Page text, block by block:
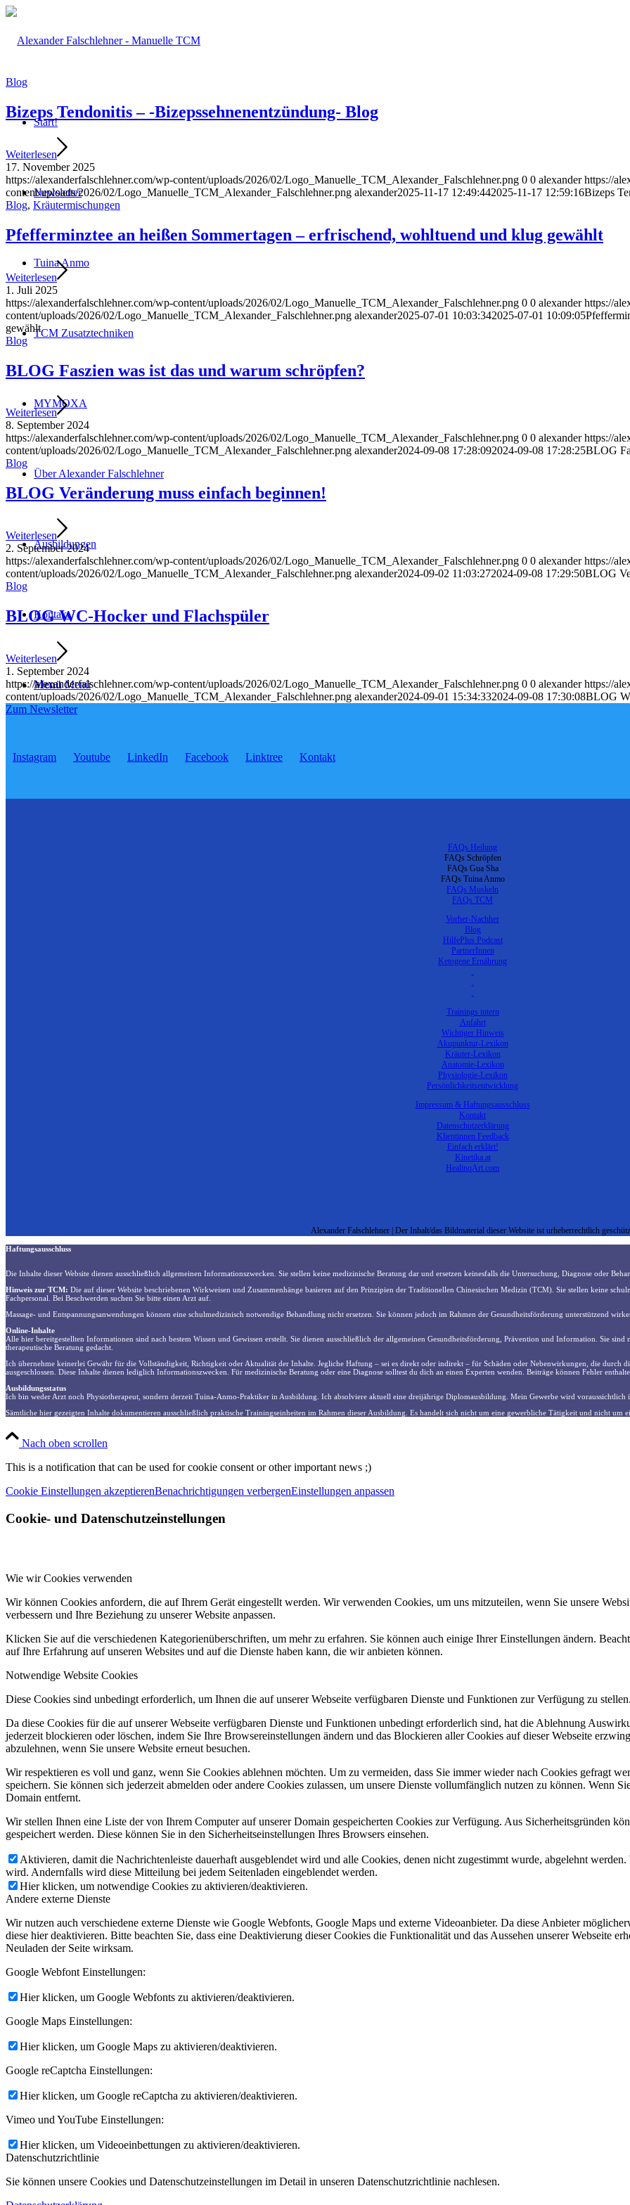
Start!
Newsletter
Tuina Anmo
TCM Zusatztechniken
MYMOXA
Über Alexander Falschlehner
Ausbildungen
Kontakt
Menü Menü
Blog
Bizeps Tendonitis – -Bizepssehnenentzündung- Blog
Weiterlesen
17. November 2025
https://alexanderfalschlehner.com/wp-content/uploads/2026/02/Logo_Manuelle_TCM_Alexander_Falschlehner.png 0 0 alexander https://
content/uploads/2026/02/Logo_Manuelle_TCM_Alexander_Falschlehner.png alexander2025-11-17 12:49:442025-11-17 12:59:16Bizeps
Blog, Kräutermischungen
Pfefferminztee an heißen Sommertagen – erfrischend, wohltuend und klug gewählt
Weiterlesen
1. Juli 2025
https://alexanderfalschlehner.com/wp-content/uploads/2026/02/Logo_Manuelle_TCM_Alexander_Falschlehner.png 0 0 alexander https://
content/uploads/2026/02/Logo_Manuelle_TCM_Alexander_Falschlehner.png alexander2025-07-01 10:03:342025-07-01 10:09:05
gewählt
Blog
BLOG Faszien was ist das und warum schröpfen?
Weiterlesen
8. September 2024
https://alexanderfalschlehner.com/wp-content/uploads/2026/02/Logo_Manuelle_TCM_Alexander_Falschlehner.png 0 0 alexander https://
content/uploads/2026/02/Logo_Manuelle_TCM_Alexander_Falschlehner.png alexander2024-09-08 17:28:092024-09-08 17:28:25BLOG
Blog
BLOG Veränderung muss einfach beginnen!
Weiterlesen
2. September 2024
https://alexanderfalschlehner.com/wp-content/uploads/2026/02/Logo_Manuelle_TCM_Alexander_Falschlehner.png 0 0 alexander https://
content/uploads/2026/02/Logo_Manuelle_TCM_Alexander_Falschlehner.png alexander2024-09-02 11:03:272024-09-08 17:29:50BLOG
Blog
BLOG WC-Hocker und Flachspüler
Weiterlesen
1. September 2024
https://alexanderfalschlehner.com/wp-content/uploads/2026/02/Logo_Manuelle_TCM_Alexander_Falschlehner.png 0 0 alexander https://
content/uploads/2026/02/Logo_Manuelle_TCM_Alexander_Falschlehner.png alexander2024-09-01 15:34:332024-09-08 17:30:08BLOG
Zum Newsletter
Instagram Youtube LinkedIn Facebook Linktree Kontakt
FAQs Heilung
FAQs Schröpfen
FAQs Gua Sha
FAQs Tuina Anmo
FAQs Muskeln
FAQs TCM
Vorher-Nachher
Blog
HilfePlus Podcast
PartnerInnen
Ketogene Ernährung
.
.
.
Trainings intern
Anfahrt
Wichtiger Hinweis
Akupunktur-Lexikon
Kräuter-Lexikon
Anatomie-Lexikon
Physiologie-Lexikon
Persönlichkeitsentwicklung
Impressum & Haftungsausschluss
Kontakt
Datenschutzerklärung
Klientinnen Feedback
Einfach erklärt!
Kinetika.at
HealinqArt.com
Alexander Falschlehner | Der Inhalt/das Bildmaterial dieser Website ist urheberrechtlich
Haftungsausschluss
Die Inhalte dieser Website dienen ausschließlich allgemeinen Informationszwecken. Sie stellen keine medizinische Beratung dar und ersetzen keinesfalls die Untersuchung, Diagnose oder
Hinweis zur TCM: Die auf dieser Website beschriebenen Wirkweisen und Zusammenhänge basieren auf den Prinzipien der Traditionellen Chinesischen Medizin (TCM). Sie stellen keine
Fachpersonal. Bei Beschwerden suchen Sie bitte einen Arzt auf.
Massage- und Entspannungsanwendungen können eine schulmedizinisch notwendige Behandlung nicht ersetzen. Sie können jedoch im Rahmen der Gesundheitsförderung unterstützend
Online-Inhalte
Alle hier bereitgestellten Informationen sind nach bestem Wissen und Gewissen erstellt. Sie dienen ausschließlich der allgemeinen Gesundheitsförderung, Prävention und Information. Sie
therapeutische Beratung gedacht.
Ich übernehme keinerlei Gewähr für die Vollständigkeit, Richtigkeit oder Aktualität der Inhalte. Jegliche Haftung – sei es direkt oder indirekt – für Schäden oder Nebenwirkungen, die durch
ausgeschlossen. Diese Inhalte dienen lediglich Informationszwecken. Für medizinische Beratung oder eine Diagnose solltest du dich an einen Experten wenden. Beiträge können Fehler
Ausbildungsstatus
Ich bin weder Arzt noch Physiotherapeut, sondern derzeit Tuina-Anmo-Praktiker in Ausbildung. Ich absolviere aktuell eine dreijährige Diplomausbildung. Mein Gewerbe wird voraussichtlich
Sämtliche hier gezeigten Inhalte dokumentieren ausschließlich praktische Trainingseinheiten im Rahmen dieser Ausbildung. Es handelt sich nicht um eine gewerbliche Tätigkeit und nicht um
Nach oben scrollen
This is a notification that can be used for cookie consent or other important news ;)
Cookie Einstellungen akzeptierenBenachrichtigungen verbergenEinstellungen anpassen
Cookie- und Datenschutzeinstellungen
Wie wir Cookies verwenden
Wir können Cookies anfordern, die auf Ihrem Gerät eingestellt werden. Wir verwenden Cookies, um uns mitzuteilen, wenn Sie unsere
verbessern und Ihre Beziehung zu unserer Website anpassen.
Klicken Sie auf die verschiedenen Kategorienüberschriften, um mehr zu erfahren. Sie können auch einige Ihrer Einstellungen ändern.
auf Ihre Erfahrung auf unseren Websites und auf die Dienste haben kann, die wir anbieten können.
Notwendige Website Cookies
Diese Cookies sind unbedingt erforderlich, um Ihnen die auf unserer Webseite verfügbaren Dienste und Funktionen zur Verfügung zu
Da diese Cookies für die auf unserer Webseite verfügbaren Dienste und Funktionen unbedingt erforderlich sind, hat die Ablehnung
jederzeit blockieren oder löschen, indem Sie Ihre Browsereinstellungen ändern und das Blockieren aller Cookies auf dieser Webseite
abzulehnen, wenn Sie unsere Website erneut besuchen.
Wir respektieren es voll und ganz, wenn Sie Cookies ablehnen möchten. Um zu vermeiden, dass Sie immer wieder nach Cookies gefragt
speichern. Sie können sich jederzeit abmelden oder andere Cookies zulassen, um unsere Dienste vollumfänglich nutzen zu können. Wenn
Domain entfernt.
Wir stellen Ihnen eine Liste der von Ihrem Computer auf unserer Domain gespeicherten Cookies zur Verfügung. Aus Sicherheitsgründen
gespeichert werden. Diese können Sie in den Sicherheitseinstellungen Ihres Browsers einsehen.
Aktivieren, damit die Nachrichtenleiste dauerhaft ausgeblendet wird und alle Cookies, denen nicht zugestimmt wurde, abgelehnt
wird. Andernfalls wird diese Mitteilung bei jedem Seitenladen eingeblendet werden.
Hier klicken, um notwendige Cookies zu aktivieren/deaktivieren.
Andere externe Dienste
Wir nutzen auch verschiedene externe Dienste wie Google Webfonts, Google Maps und externe Videoanbieter. Da diese Anbieter
diese hier deaktivieren. Bitte beachten Sie, dass eine Deaktivierung dieser Cookies die Funktionalität und das Aussehen unserer Webseite
Neuladen der Seite wirksam.
Google Webfont Einstellungen:
Hier klicken, um Google Webfonts zu aktivieren/deaktivieren.
Google Maps Einstellungen:
Hier klicken, um Google Maps zu aktivieren/deaktivieren.
Google reCaptcha Einstellungen:
Hier klicken, um Google reCaptcha zu aktivieren/deaktivieren.
Vimeo und YouTube Einstellungen:
Hier klicken, um Videoeinbettungen zu aktivieren/deaktivieren.
Datenschutzrichtlinie
Sie können unsere Cookies und Datenschutzeinstellungen im Detail in unseren Datenschutzrichtlinie nachlesen.